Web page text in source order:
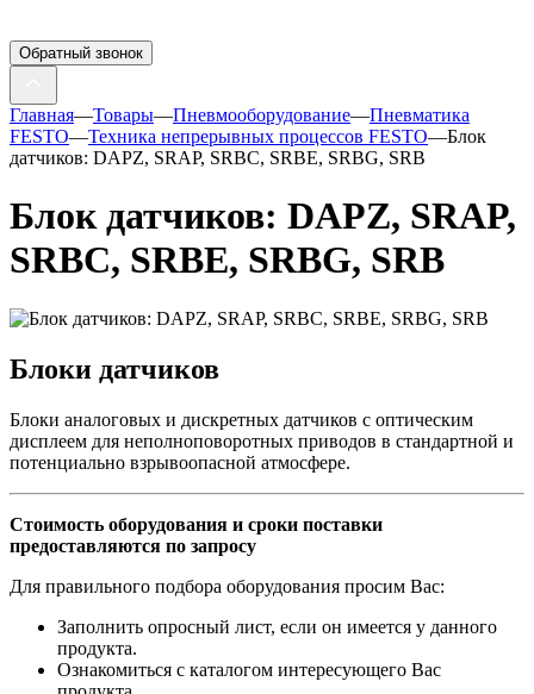
Обратный звонок
Главная—Товары—Пневмооборудование—Пневматика
FESTO—Техника непрерывных процессов FESTO—Блок
датчиков: DAPZ, SRAP, SRBC, SRBE, SRBG, SRB
Блок датчиков: DAPZ, SRAP,
SRBC, SRBE, SRBG, SRB
Блоки датчиков
Блоки аналоговых и дискретных датчиков с оптическим
дисплеем для неполноповоротных приводов в стандартной и
потенциально взрывоопасной атмосфере.
Стоимость оборудования и сроки поставки
предоставляются по запросу
Для правильного подбора оборудования просим Вас:
Заполнить опросный лист, если он имеется у данного
продукта.
Ознакомиться с каталогом интересующего Вас